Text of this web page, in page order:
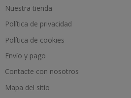
Nuestra tienda
Política de privacidad
Política de cookies
Envío y pago
Contacte con nosotros
Mapa del sitio